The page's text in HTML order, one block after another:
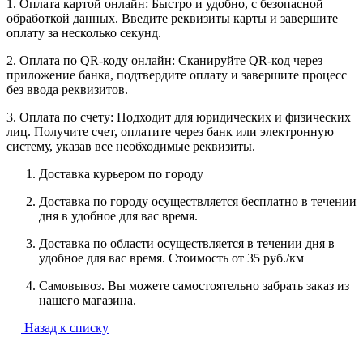
1. Оплата картой онлайн: Быстро и удобно, с безопасной
обработкой данных. Введите реквизиты карты и завершите
оплату за несколько секунд.
2. Оплата по QR-коду онлайн: Сканируйте QR-код через
приложение банка, подтвердите оплату и завершите процесс
без ввода реквизитов.
3. Оплата по счету: Подходит для юридических и физических
лиц. Получите счет, оплатите через банк или электронную
систему, указав все необходимые реквизиты.
Доставка курьером по городу
Доставка по городу осуществляется бесплатно в течении
дня в удобное для вас время.
Доставка по области осуществляется в течении дня в
удобное для вас время. Стоимость от 35 руб./км
Самовывоз. Вы можете самостоятельно забрать заказ из
нашего магазина.
Назад к списку